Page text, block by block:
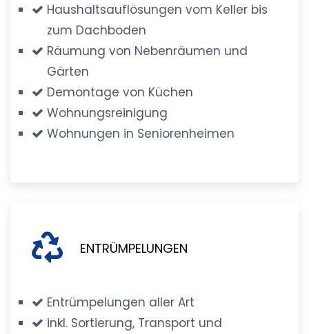
Haushaltsauflösungen vom Keller bis
zum Dachboden
Räumung von Nebenräumen und
Gärten
Demontage von Küchen
Wohnungsreinigung
Wohnungen in Seniorenheimen
ENTRÜMPELUNGEN
Entrümpelungen aller Art
inkl. Sortierung, Transport und